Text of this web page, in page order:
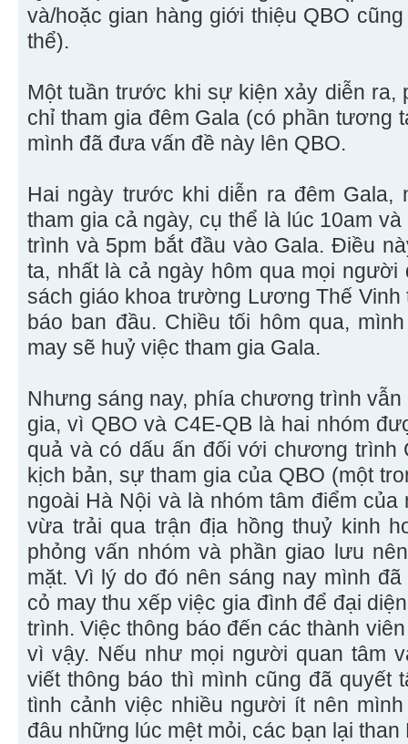
và/hoặc gian hàng giới thiệu QBO
thể).
Một tuần trước khi sự kiện xảy diễn ra,
chỉ tham gia đêm Gala (có phần tương
mình đã đưa vấn đề này lên QBO.
Hai ngày trước khi diễn ra đêm Gala,
tham gia cả ngày, cụ thể là lúc 10am
trình và 5pm bắt đầu vào Gala. Điều
ta, nhất là cả ngày hôm qua mọi
sách giáo khoa trường Lương Thế
báo ban đầu. Chiều tối hôm qua,
may sẽ huỷ việc tham gia Gala.
Nhưng sáng nay, phía chương trình
gia, vì QBO và C4E-QB là hai nhóm
quả và có dấu ấn đối với chương trình
kịch bản, sự tham gia của QBO (một
ngoài Hà Nội và là nhóm tâm điểm
vừa trải qua trận địa hồng thuỷ kinh
phỏng vấn nhóm và phần giao lưu
mặt. Vì lý do đó nên sáng nay mình
cỏ may thu xếp việc gia đình để đại
trình. Việc thông báo đến các thành
vì vậy. Nếu như mọi người quan tâm
viết thông báo thì mình cũng đã quyết
tình cảnh việc nhiều người ít nên
đâu những lúc mệt mỏi, các bạn lại